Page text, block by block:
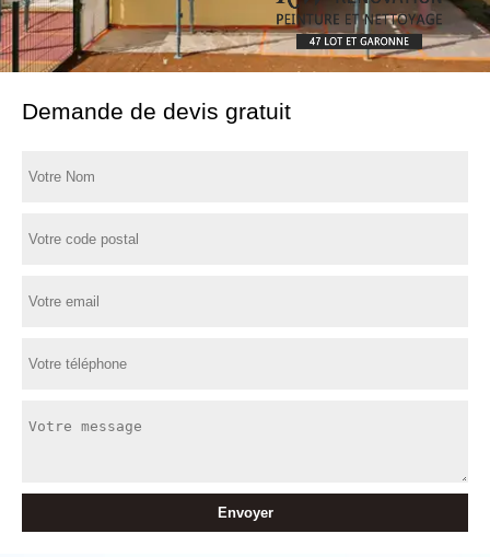
Demande de devis gratuit